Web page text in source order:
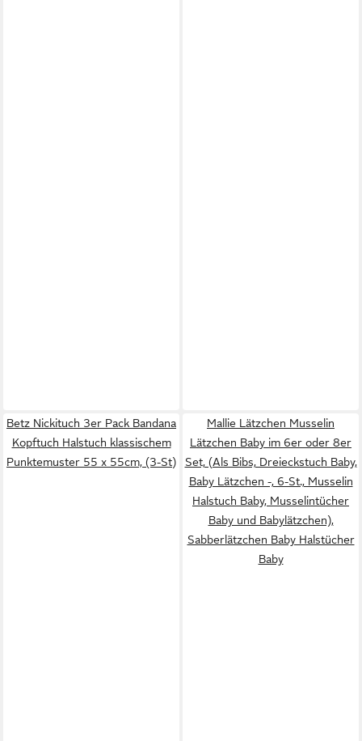
Betz Nickituch 3er Pack Bandana
Kopftuch Halstuch klassischem
Punktemuster 55 x 55cm, (3-St)
Mallie Lätzchen Musselin
Lätzchen Baby im 6er oder 8er
Set, (Als Bibs, Dreieckstuch Baby,
Baby Lätzchen -, 6-St., Musselin
Halstuch Baby, Musselintücher
Baby und Babylätzchen),
Sabberlätzchen Baby Halstücher
Baby